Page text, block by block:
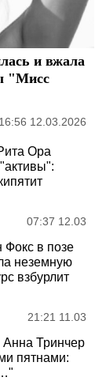
и вжала
"Мисс
16:56 12.03.2026
Ора
07:37 12.03
Фокс в позе
неземную
взбурлит
21:21 11.03
Анна Тринчер
пятнами: